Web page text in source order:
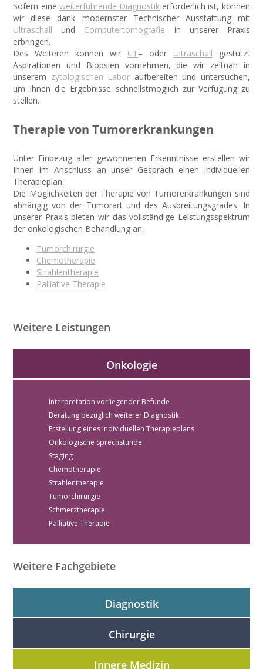
Sofern eine weiterführende Diagnostik erforderlich ist, können
wir diese dank modernster Technischer Ausstattung mit
Ultraschall und Computertomografie in unserer Praxis
erbringen.
Des Weiteren können wir CT– oder Ultraschall gestützt
Aspirationen und Biopsien vornehmen, die wir zeitnah in
unserem zytologischen Labor aufbereiten und untersuchen,
um Ihnen die Ergebnisse schnellstmöglich zur Verfügung zu
stellen.
Therapie von Tumorerkrankungen
Unter Einbezug aller gewonnenen Erkenntnisse erstellen wir
Ihnen im Anschluss an unser Gespräch einen individuellen
Therapieplan.
Die Möglichkeiten der Therapie von Tumorerkrankungen sind
abhängig von der Tumorart und des Ausbreitungsgrades. In
unserer Praxis bieten wir das vollständige Leistungsspektrum
der onkologischen Behandlung an:
Tumorchirurgie
Chemotherapie
Strahlentherapie
Palliative Therapie
Weitere Leistungen
Onkologie
Interpretation vorliegender Befunde
Beratung bezüglich weiterer Diagnostik
Erstellung eines individuellen Therapieplans
Onkologische Sprechstunde
Staging
Chemotherapie
Strahlentherapie
Tumorchirurgie
Schmerztherapie
Palliative Therapie
Weitere Fachgebiete
Diagnostik
Chirurgie
Innere Medizin